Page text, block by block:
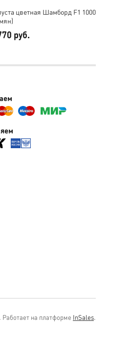
цветная Шамборд F1 1000
руб.
. Работает на платформе InSales.